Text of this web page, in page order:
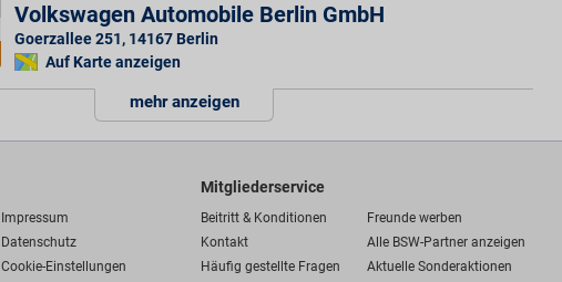
Volkswagen Automobile Berlin GmbH
Goerzallee 251, 14167 Berlin
Auf Karte anzeigen
mehr anzeigen
Impressum
Datenschutz
Cookie-Einstellungen
Mitgliederservice
Beitritt & Konditionen
Freunde werben
Kontakt
Alle BSW-Partner anzeigen
Häufig gestellte Fragen
Aktuelle Sonderaktionen